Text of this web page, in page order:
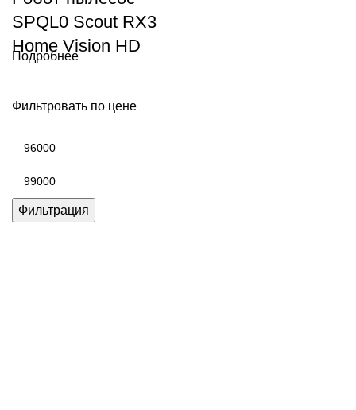
Фильтровать по цене
Фильтрация
SPQL0 Scout RX3
Home Vision HD
Подробнее